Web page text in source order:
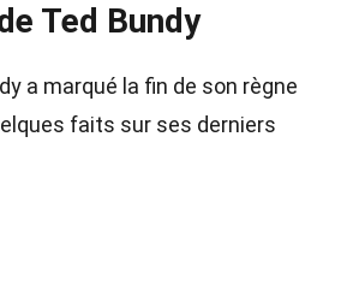
Ted Bundy
a marqué la fin de son règne
faits sur ses derniers